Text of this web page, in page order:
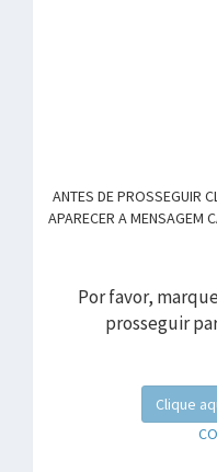
ANTES DE PROSSEGUIR
APARECER A MENSAGEM
Por favor,
prosseguir
Clique